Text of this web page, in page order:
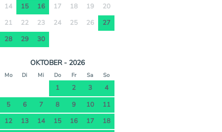
14
15 16 17 18 19
20
21
22 23 24 25 26
27
28
29 30
OKTOBER - 2026
Mo Di Mi Do Fr Sa So
1 2 3
4
5
6 7 8 9 10
11
12
13 14 15 16 17
18